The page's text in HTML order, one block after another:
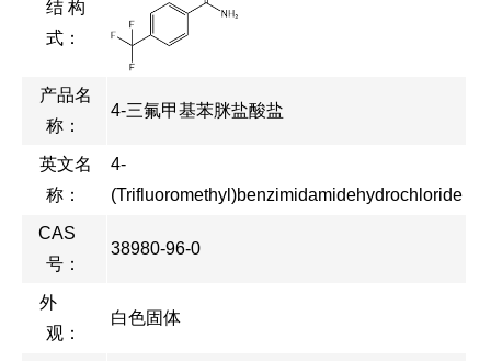
结 构
式：
产品名
称：
4-三氟甲基苯脒盐酸盐
英文名
称：
4-
(Trifluoromethyl)benzimidamidehydrochloride
CAS
号：
38980-96-0
外
观：
白色固体